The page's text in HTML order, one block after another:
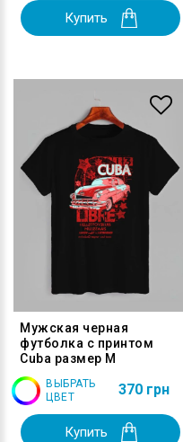
Купить
Мужская черная
футболка с принтом
Cuba размер M
ВЫБРАТЬ
ЦВЕТ
370 грн
Купить